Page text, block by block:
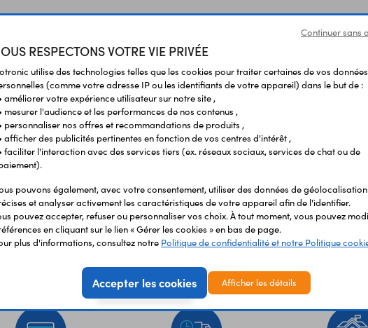
Vous avez déja consulté
Continuer sans
RESPECTONS VOTRE VIE PRIVÉE
utilise des technologies telles que les cookies pour traiter certaines de vos données
(comme votre adresse IP ou les identifiants de votre appareil) dans le but de :
améliorer votre expérience utilisateur sur notre site ,
mesurer l'audience et les performances de nos contenus ,
personnaliser nos offres et recommandations de produits ,
afficher des publicités pertinentes en fonction de vos centres d'intérêt ,
faciliter l'interaction avec des services tiers (ex. réseaux sociaux, services de chat ou de
pouvons également, avec votre consentement, utiliser des données de géolocalisation
et analyser activement les caractéristiques de votre appareil afin de l'identifier.
pouvez accepter, refuser ou personnaliser vos choix. À tout moment, vous pouvez
en cliquant sur le lien « Gérer les cookies » en bas de page.
plus d'informations, consultez notre Politique de confidentialité et notre Politique
Accepter les cookies Afficher les détails